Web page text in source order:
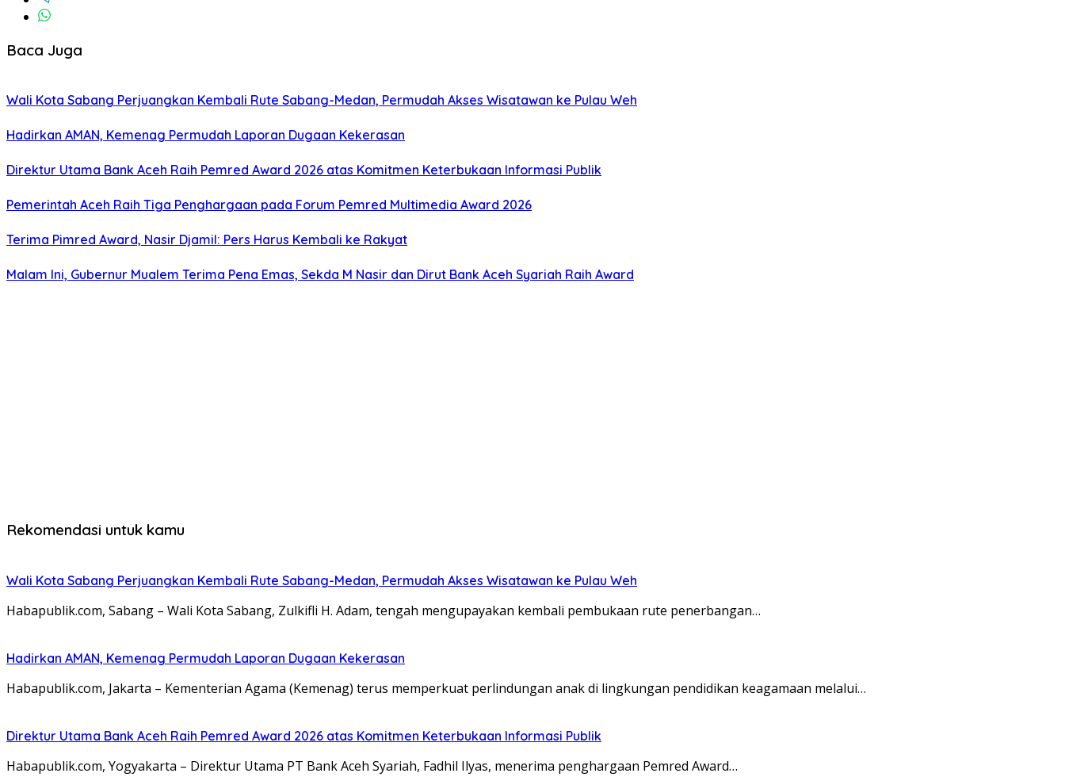
Baca Juga
Wali Kota Sabang Perjuangkan Kembali Rute Sabang-Medan, Permudah Akses Wisatawan ke Pulau Weh
Hadirkan AMAN, Kemenag Permudah Laporan Dugaan Kekerasan
Direktur Utama Bank Aceh Raih Pemred Award 2026 atas Komitmen Keterbukaan Informasi Publik
Pemerintah Aceh Raih Tiga Penghargaan pada Forum Pemred Multimedia Award 2026
Terima Pimred Award, Nasir Djamil: Pers Harus Kembali ke Rakyat
Malam Ini, Gubernur Mualem Terima Pena Emas, Sekda M Nasir dan Dirut Bank Aceh Syariah Raih Award
Rekomendasi untuk kamu
Wali Kota Sabang Perjuangkan Kembali Rute Sabang-Medan, Permudah Akses Wisatawan ke Pulau Weh
Habapublik.com, Sabang – Wali Kota Sabang, Zulkifli H. Adam, tengah mengupayakan kembali pembukaan rute penerbangan…
Hadirkan AMAN, Kemenag Permudah Laporan Dugaan Kekerasan
Habapublik.com, Jakarta – Kementerian Agama (Kemenag) terus memperkuat perlindungan anak di lingkungan pendidikan keagamaan melalui…
Direktur Utama Bank Aceh Raih Pemred Award 2026 atas Komitmen Keterbukaan Informasi Publik
Habapublik.com, Yogyakarta – Direktur Utama PT Bank Aceh Syariah, Fadhil Ilyas, menerima penghargaan Pemred Award…